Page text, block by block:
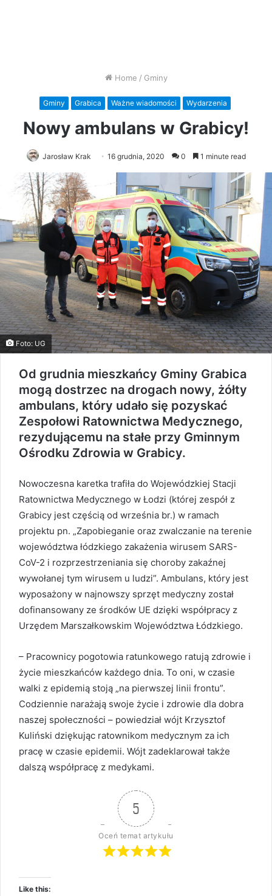
Home / Gminy
Gminy Grabica Ważne wiadomości Wydarzenia
Nowy ambulans w Grabicy!
Jarosław Krak 16 grudnia, 2020 0 1 minute read
Foto: UG
Od grudnia mieszkańcy Gminy Grabica
mogą dostrzec na drogach nowy, żółty
ambulans, który udało się pozyskać
Zespołowi Ratownictwa Medycznego,
rezydującemu na stałe przy Gminnym
Ośrodku Zdrowia w Grabicy.
Nowoczesna karetka trafiła do Wojewódzkiej Stacji
Ratownictwa Medycznego w Łodzi (której zespół z
Grabicy jest częścią od września br.) w ramach
projektu pn. „Zapobieganie oraz zwalczanie na terenie
województwa łódzkiego zakażenia wirusem SARS-
CoV-2 i rozprzestrzeniania się choroby zakaźnej
wywołanej tym wirusem u ludzi”. Ambulans, który jest
wyposażony w najnowszy sprzęt medyczny został
dofinansowany ze środków UE dzięki współpracy z
Urzędem Marszałkowskim Województwa Łódzkiego.
– Pracownicy pogotowia ratunkowego ratują zdrowie i
życie mieszkańców każdego dnia. To oni, w czasie
walki z epidemią stoją „na pierwszej linii frontu”.
Codziennie narażają swoje życie i zdrowie dla dobra
naszej społeczności – powiedział wójt Krzysztof
Kuliński dziękując ratownikom medycznym za ich
pracę w czasie epidemii. Wójt zadeklarował także
dalszą współpracę z medykami.
5
Oceń temat artykułu
Like this: